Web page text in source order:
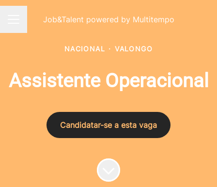
Menu de carreiras
Job&Talent powered by Multitempo
NACIONAL · VALONGO
Assistente Operacional
Candidatar-se a esta vaga